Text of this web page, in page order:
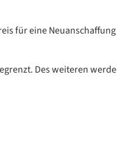
für eine
Des weiteren